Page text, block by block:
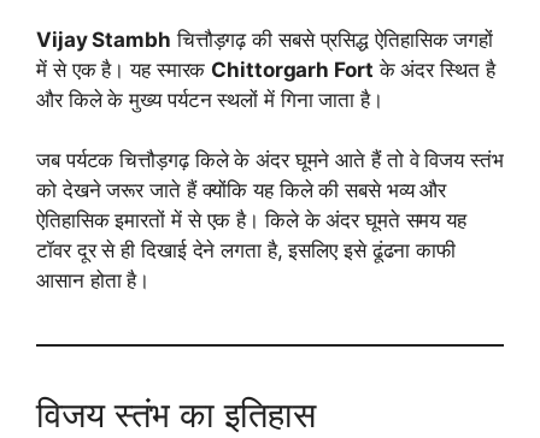
Vijay Stambh चित्तौड़गढ़ की सबसे प्रसिद्ध ऐतिहासिक जगहों
में से एक है। यह स्मारक Chittorgarh Fort के अंदर स्थित है
और किले के मुख्य पर्यटन स्थलों में गिना जाता है।
जब पर्यटक चित्तौड़गढ़ किले के अंदर घूमने आते हैं तो वे विजय स्तंभ
को देखने जरूर जाते हैं क्योंकि यह किले की सबसे भव्य और
ऐतिहासिक इमारतों में से एक है। किले के अंदर घूमते समय यह
टॉवर दूर से ही दिखाई देने लगता है, इसलिए इसे ढूंढना काफी
आसान होता है।
विजय स्तंभ का इतिहास